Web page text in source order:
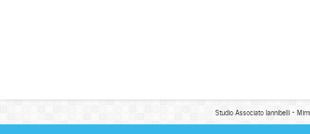
Studio Associato Iannibelli -